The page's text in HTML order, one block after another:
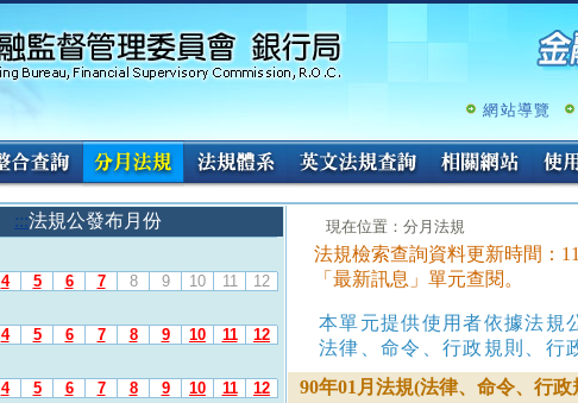
跳
容
網站導覽
:::法規公發布月份
4 5 6 7 8 9 10 11 12
4 5 6 7 8 9 10 11 12
4 5 6 7 8 9 10 11 12
現在位置：分月法規
法規檢索查詢資料更新時間：
「最新訊息」單元查閱。
本單元提供使用者依據法規
法律、命令、行政規則、行
90年01月法規(法律、命令、行